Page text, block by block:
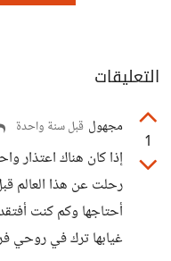
التعليقات
1
مجهول قبل سنة واحدة
إذا كان هناك اعتذار
رحلت عن هذا العالم
أحتاجها وكم كنت
غيابها ترك في روحي